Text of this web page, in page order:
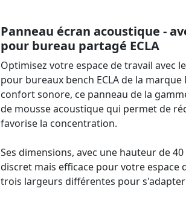
Panneau écran acoustique -
pour bureau partagé ECLA
Optimisez votre espace de travail avec
pour bureaux bench ECLA de la
confort sonore, ce panneau de la
de mousse acoustique qui permet de
favorise la concentration.
Ses dimensions, avec une hauteur de
discret mais efficace pour votre espace
trois largeurs différentes pour